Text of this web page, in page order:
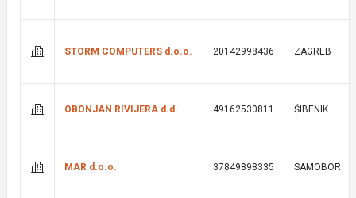
STORM COMPUTERS d.o.o. 20142998436 ZAGREB
OBONJAN RIVIJERA d.d. 49162530811 ŠIBENIK
MAR d.o.o. 37849898335 SAMOBOR